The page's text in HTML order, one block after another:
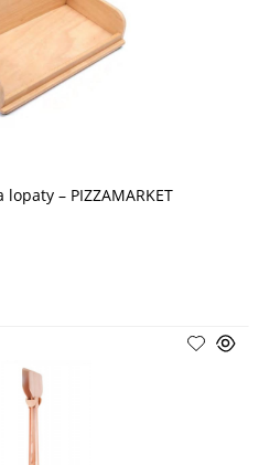
– PIZZAMARKET